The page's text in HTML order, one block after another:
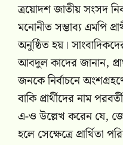
ত্রয়োদশ জাতীয় সংসদ
মনোনীত সম্ভাব্য এমপি
অনুষ্ঠিত হয়।
আবদুল কাদের জানান,
জনকে নির্বাচনে
বাকি প্রার্থীদের নাম
এ-ও উল্লেখ করেন যে,
হলে সেক্ষেত্রে প্রার্থিতা